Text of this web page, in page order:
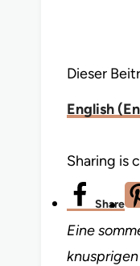
Dieser
English(
Sharing is
Share
Eine